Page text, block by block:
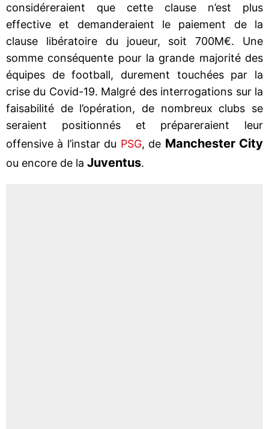
considéreraient que cette clause n’est plus
effective et demanderaient le paiement de la
clause libératoire du joueur, soit 700M€. Une
somme conséquente pour la grande majorité des
équipes de football, durement touchées par la
crise du Covid-19. Malgré des interrogations sur la
faisabilité de l’opération, de nombreux clubs se
seraient positionnés et prépareraient leur
offensive à l’instar du PSG, de Manchester City
ou encore de la Juventus.